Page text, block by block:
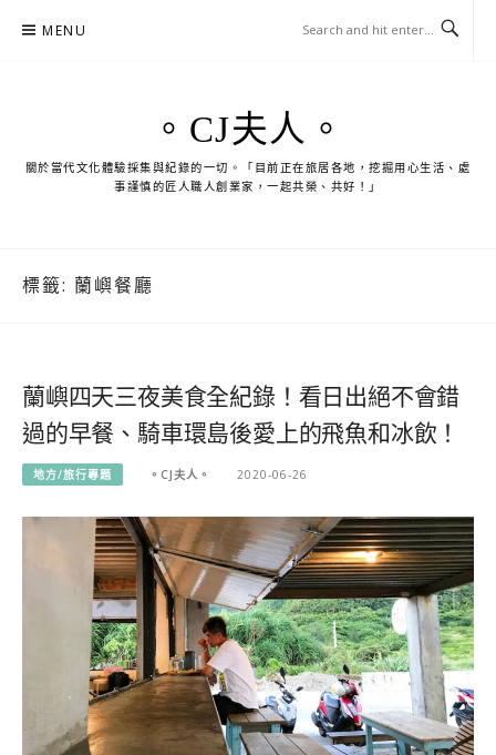
MENU
。CJ夫人。
關於當代文化體驗採集與紀錄的一切。「目前正在旅居各地，挖掘用心生活、處
事謹慎的匠人職人創業家，一起共榮、共好！」
標籤: 蘭嶼餐廳
蘭嶼四天三夜美食全紀錄！看日出絕不會錯
過的早餐、騎車環島後愛上的飛魚和冰飲！
地方/旅行專題 。CJ夫人。 2020-06-26